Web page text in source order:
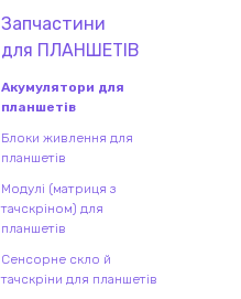
Запчастини
для ПЛАНШЕТІВ
Акумулятори для
планшетів
Блоки живлення для
планшетів
Модулі (матриця з
тачскріном) для
планшетів
Сенсорне скло й
тачскріни для планшетів